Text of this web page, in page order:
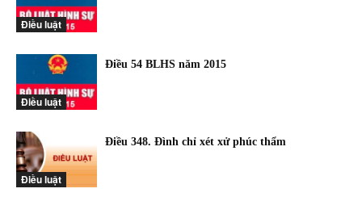
Điều luật
Điều luật
Điều 54 BLHS năm 2015
Điều luật
Điều 348. Đình chỉ xét xử phúc thẩm